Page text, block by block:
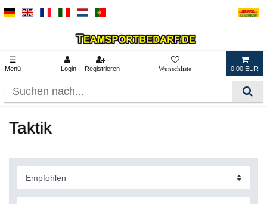
☰
Menü Login Registrieren 0,00 EUR
Taktik